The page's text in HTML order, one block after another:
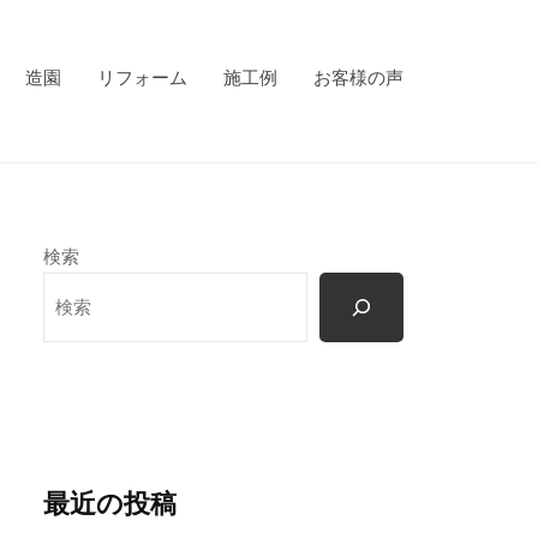
造園 リフォーム 施工例 お客様の声
検索
最近の投稿